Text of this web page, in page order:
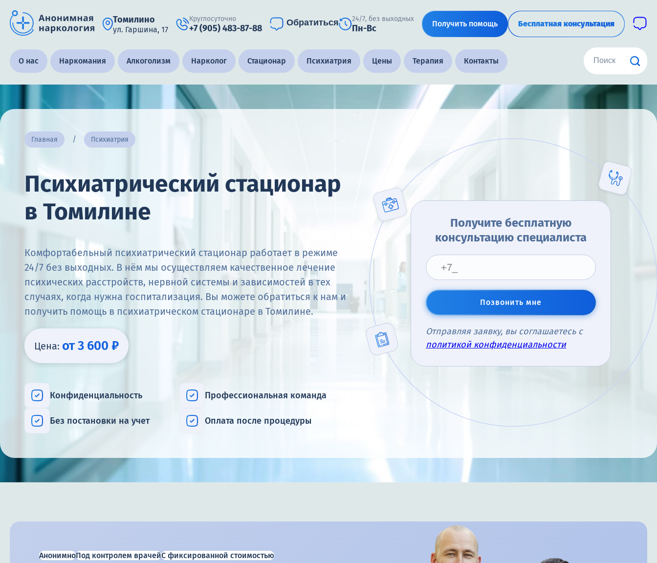
Томилино
ул. Гаршина, 17
Круглосуточно
+7 (905) 483-87-88
Обратиться 24/7, без выходных
Пн-Вс Получить помощь Бесплатная консультация
Получить помощь специалиста
Адрес call-центра
Томилино, ул. Гаршина, 17
О нас Наркомания Алкоголизм Нарколог Стационар Психиатрия Цены Терапия Контакты
Главная Психиатрия
Психиатрический стационар
в Томилине
Комфортабельный психиатрический стационар работает в режиме
24/7 без выходных. В нём мы осуществляем качественное лечение
психических расстройств, нервной системы и зависимостей в тех
случаях, когда нужна госпитализация. Вы можете обратиться к нам и
получить помощь в психиатрическом стационаре в Томилине.
Цена: от 3 600 ₽
Конфиденциальность Профессиональная команда
Без постановки на учет Оплата после процедуры
Получите бесплатную
консультацию специалиста
Позвонить мне
Отправляя заявку, вы соглашаетесь с
политикой конфиденциальности
АнонимноПод контролем врачейС фиксированной стоимостью